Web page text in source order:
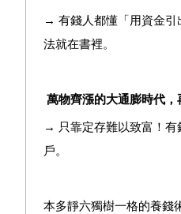
→ 有錢人都懂「用資金
法就在書裡。
萬物齊漲的大通膨時代，
→ 只靠定存難以致富！
戶。
本多靜六獨樹一格的養錢